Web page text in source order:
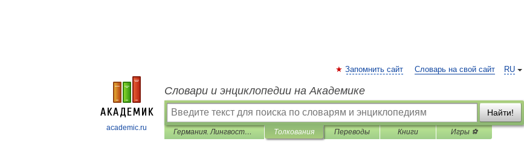
academic.ru
RU
Запомнить сайт Словарь на свой сайт
Словари и энциклопедии на Академике
Найти!
Германия. Лингвострановедческий словарь Толкования Переводы Книги Игры ⚽